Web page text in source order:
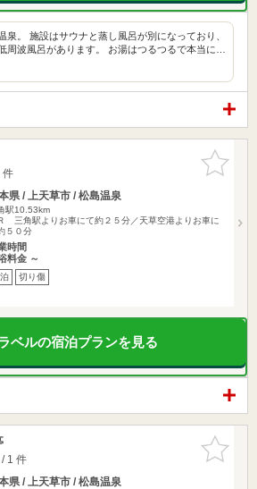
泉。 施設はサウナと蒸し風呂が別になっており、
周波風呂があります。 お湯はつるつるで本当に…
お気に入
りに追加
県 / 上天草市 / 松島温泉
駅10.53km
三角駅よりお車にて約２５分／天草空港よりお車に
５０分
時間
料金 ～
切り傷
ベルの宿泊プランを見る
お気に入
りに追加
1 件
県 / 上天草市 / 松島温泉